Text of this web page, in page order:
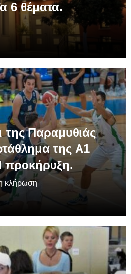
6 θέματα.
της Παραμυθιάς
της A1
η κλήρωση